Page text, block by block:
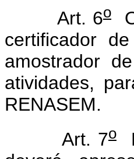
Art. 6o
certificador
amostrador
atividades,
RENASEM.
Art. 7o